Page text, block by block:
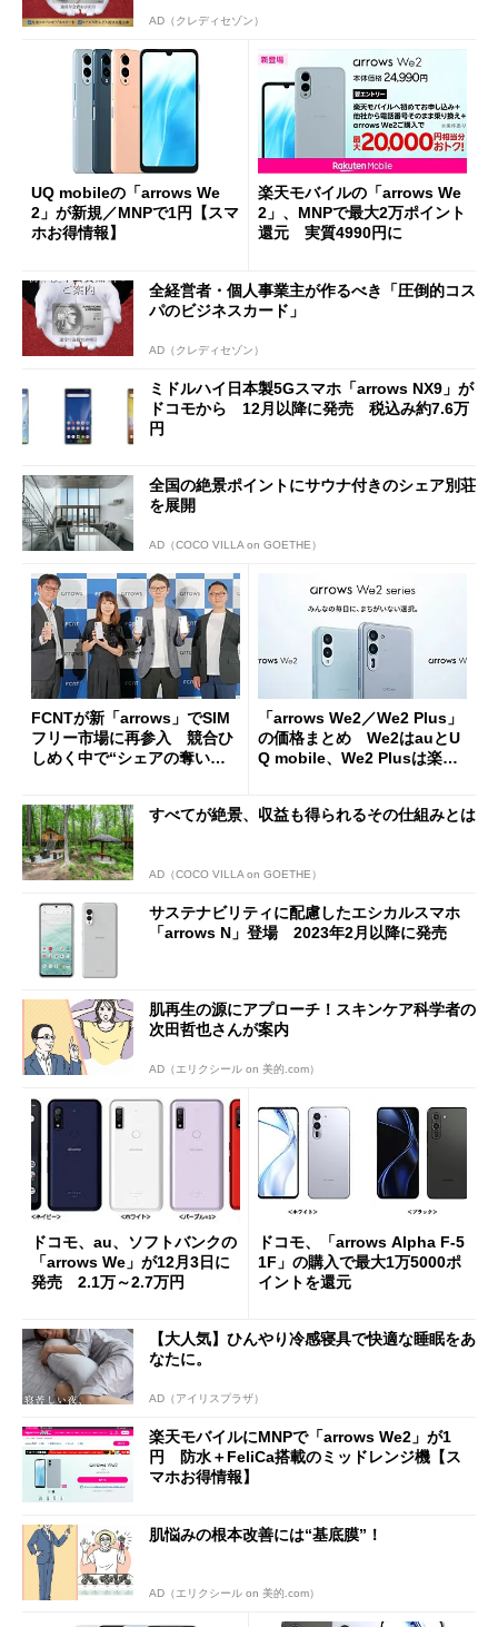
AD（クレディセゾン）
UQ mobileの「arrows We
2」が新規／MNPで1円【スマ
ホお得情報】
楽天モバイルの「arrows We
2」、MNPで最大2万ポイント
還元 実質4990円に
全経営者・個人事業主が作るべき「圧倒的コス
パのビジネスカード」
AD（クレディセゾン）
ミドルハイ日本製5Gスマホ「arrows NX9」が
ドコモから 12月以降に発売 税込み約7.6万
円
全国の絶景ポイントにサウナ付きのシェア別荘
を展開
AD（COCO VILLA on GOETHE）
FCNTが新「arrows」でSIM
フリー市場に再参入 競合ひ
しめく中で“シェアの奪い合
「arrows We2／We2 Plus」
の価格まとめ We2はauとU
Q mobile、We2 Plusは楽天
すべてが絶景、収益も得られるその仕組みとは
AD（COCO VILLA on GOETHE）
サステナビリティに配慮したエシカルスマホ
「arrows N」登場 2023年2月以降に発売
肌再生の源にアプローチ！スキンケア科学者の
次田哲也さんが案内
AD（エリクシール on 美的.com）
ドコモ、au、ソフトバンクの
「arrows We」が12月3日に
発売 2.1万～2.7万円
ドコモ、「arrows Alpha F-5
1F」の購入で最大1万5000ポ
イントを還元
【大人気】ひんやり冷感寝具で快適な睡眠をあ
なたに。
AD（アイリスプラザ）
楽天モバイルにMNPで「arrows We2」が1
円 防水＋FeliCa搭載のミッドレンジ機【ス
マホお得情報】
肌悩みの根本改善には“基底膜”！
AD（エリクシール on 美的.com）